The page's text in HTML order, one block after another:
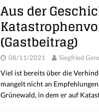
Aus der
(Gastbeitrag)
08/11/2021 Siegfried
Viel ist bereits über die
mangelt nicht an
Grünewald, in dem er auf